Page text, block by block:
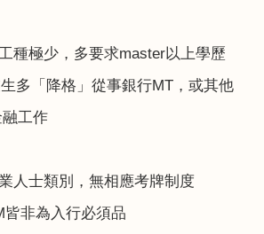
種極少，多要求master以上學歷
多「降格」從事銀行MT ，或其他
工作
人士類別，無相應考牌制度
皆非為入行必須品